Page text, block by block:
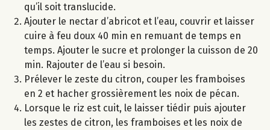
qu’il soit translucide.
Ajouter le nectar d’abricot et l’eau, couvrir et laisser
cuire à feu doux 40 min en remuant de temps en
temps. Ajouter le sucre et prolonger la cuisson de 20
min. Rajouter de l’eau si besoin.
Prélever le zeste du citron, couper les framboises
en 2 et hacher grossièrement les noix de pécan.
Lorsque le riz est cuit, le laisser tiédir puis ajouter
les zestes de citron, les framboises et les noix de